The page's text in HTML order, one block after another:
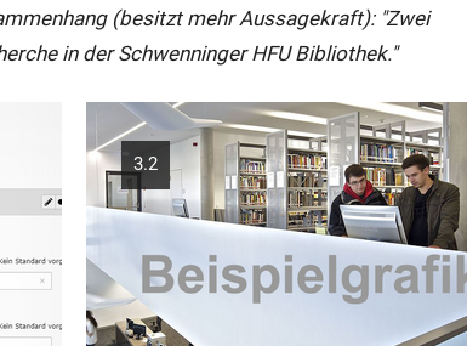
(besitzt mehr Aussagekraft): "Zwei
in der Schwenninger HFU Bibliothek."
3.2